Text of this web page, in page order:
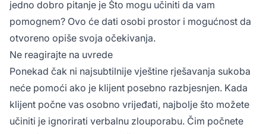
jedno dobro pitanje je Što mogu učiniti da vam
pomognem? Ovo će dati osobi prostor i mogućnost da
otvoreno opiše svoja očekivanja.
Ne reagirajte na uvrede
Ponekad čak ni najsubtilnije vještine rješavanja sukoba
neće pomoći ako je klijent posebno razbjesnjen. Kada
klijent počne vas osobno vrijeđati, najbolje što možete
učiniti je ignorirati verbalnu zlouporabu. Čim počnete